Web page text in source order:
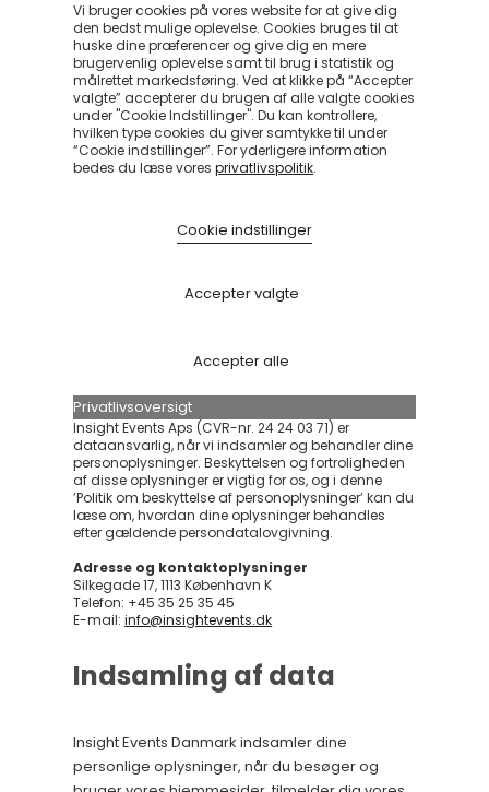
Vi bruger cookies på vores website for at give dig
den bedst mulige oplevelse. Cookies bruges til at
huske dine præferencer og give dig en mere
brugervenlig oplevelse samt til brug i statistik og
målrettet markedsføring. Ved at klikke på “Accepter
valgte” accepterer du brugen af alle valgte cookies
under "Cookie Indstillinger". Du kan kontrollere,
hvilken type cookies du giver samtykke til under
“Cookie indstillinger”. For yderligere information
bedes du læse voresprivatlivspolitik.
Cookie indstillinger
Accepter valgte
Accepter alle
Privatlivsoversigt
Insight Events Aps (CVR-nr. 24 24 03 71) er
dataansvarlig, når vi indsamler og behandler dine
personoplysninger. Beskyttelsen og fortroligheden
af disse oplysninger er vigtig for os, og i denne
’Politik om beskyttelse af personoplysninger’ kan du
læse om, hvordan dine oplysninger behandles
efter gældende persondatalovgivning.
Adresse og kontaktoplysninger
Silkegade 17, 1113 København K
Telefon: +45 35 25 35 45
E-mail:info@insightevents.dk
Indsamling af data
Insight Events Danmark indsamler dine
personlige oplysninger, når du besøger og